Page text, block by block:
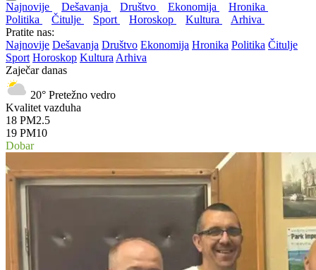
Najnovije Dešavanja Društvo Ekonomija
Hronika
Politika
Čitulje Sport Horoskop Kultura
Arhiva
Pratite nas:
Najnovije Dešavanja Društvo Ekonomija Hronika Politika Čitulje
Sport Horoskop Kultura Arhiva
Zaječar danas
20° Pretežno vedro
Kvalitet vazduha
18 PM2.5
19 PM10
Dobar